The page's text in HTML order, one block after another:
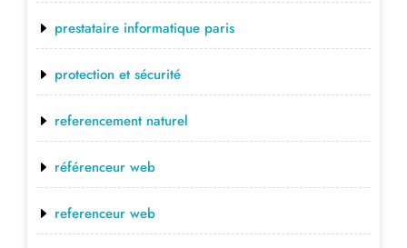
prestataire informatique paris
protection et sécurité
referencement naturel
référenceur web
referenceur web